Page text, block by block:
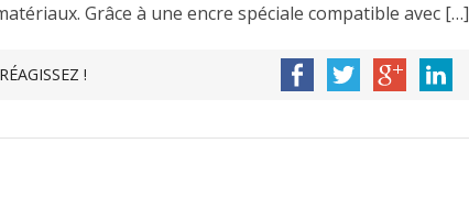
Grâce à une encre spéciale compatible avec […]
RÉAGISSEZ !